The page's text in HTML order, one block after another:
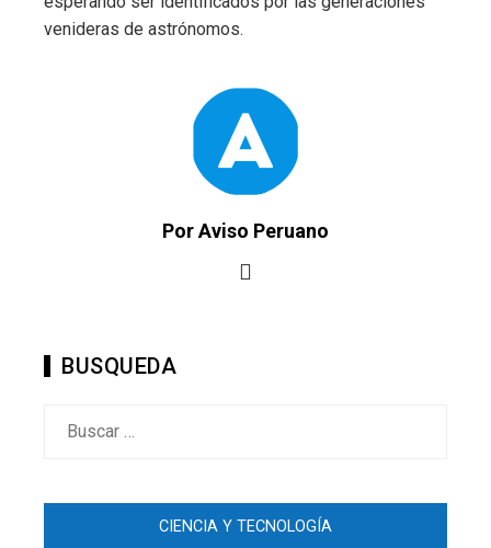
venideras de astrónomos.
Por Aviso Peruano
BUSQUEDA
CIENCIA Y TECNOLOGÍA